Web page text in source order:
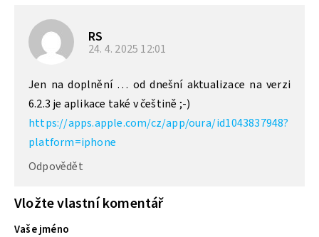
RS
24. 4. 2025 12:01
Jen na doplnění … od dnešní aktualizace na verzi
6.2.3 je aplikace také v češtině ;-)
https://apps.apple.com/cz/app/oura/id1043837948?
platform=iphone
Odpovědět
Vložte vlastní komentář
Vaše jméno